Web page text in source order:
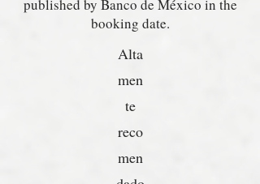
published by Banco de México in the
booking date.
Alta
men
te
reco
men